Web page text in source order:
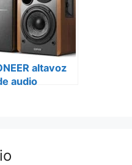
altavoz
audio